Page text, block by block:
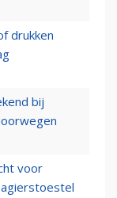
drukken
bij
voor